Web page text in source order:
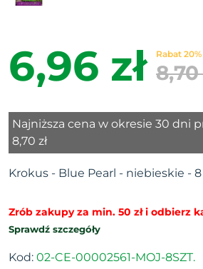
6,96 zł Rabat 20%
8,70
Najniższa cena w okresie 30 dni
8,70 zł
Krokus - Blue Pearl - niebieskie - 8
Zrób zakupy za min. 50 zł i odbierz
Sprawdź szczegóły
Kod: 02-CE-00002561-MOJ-8SZT.